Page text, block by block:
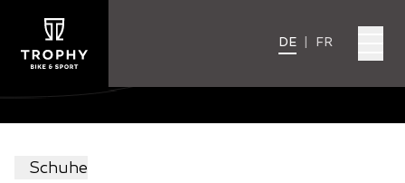
DE FR
Schuhe